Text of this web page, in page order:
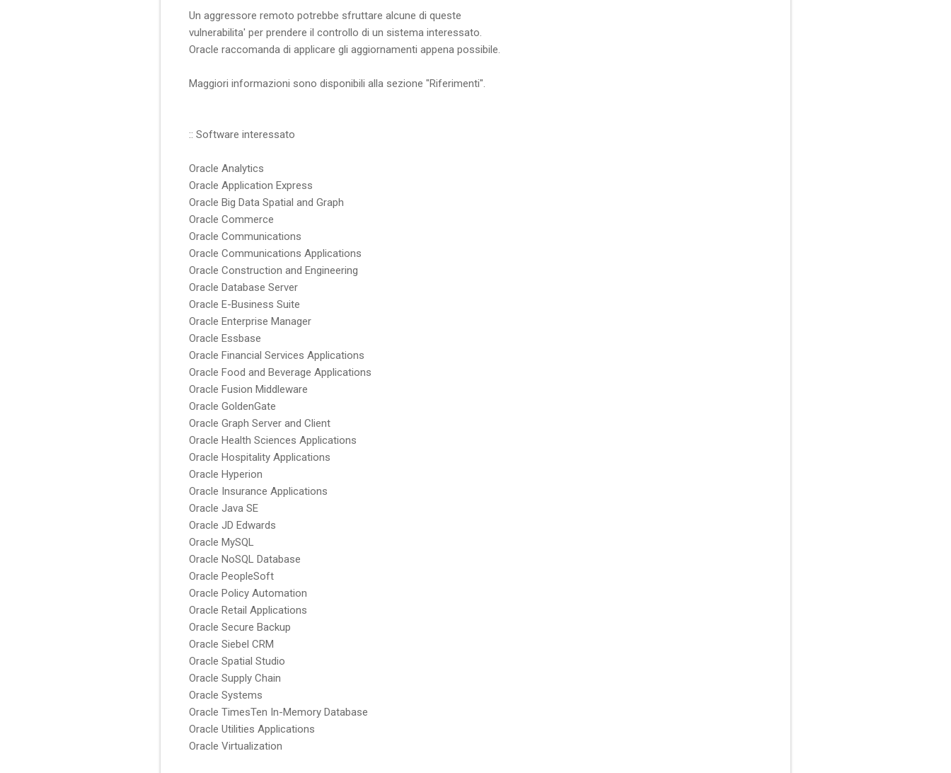
Un aggressore remoto potrebbe sfruttare alcune di queste
vulnerabilita' per prendere il controllo di un sistema interessato.
Oracle raccomanda di applicare gli aggiornamenti appena possibile.
Maggiori informazioni sono disponibili alla sezione "Riferimenti".
:: Software interessato
Oracle Analytics
Oracle Application Express
Oracle Big Data Spatial and Graph
Oracle Commerce
Oracle Communications
Oracle Communications Applications
Oracle Construction and Engineering
Oracle Database Server
Oracle E-Business Suite
Oracle Enterprise Manager
Oracle Essbase
Oracle Financial Services Applications
Oracle Food and Beverage Applications
Oracle Fusion Middleware
Oracle GoldenGate
Oracle Graph Server and Client
Oracle Health Sciences Applications
Oracle Hospitality Applications
Oracle Hyperion
Oracle Insurance Applications
Oracle Java SE
Oracle JD Edwards
Oracle MySQL
Oracle NoSQL Database
Oracle PeopleSoft
Oracle Policy Automation
Oracle Retail Applications
Oracle Secure Backup
Oracle Siebel CRM
Oracle Spatial Studio
Oracle Supply Chain
Oracle Systems
Oracle TimesTen In-Memory Database
Oracle Utilities Applications
Oracle Virtualization